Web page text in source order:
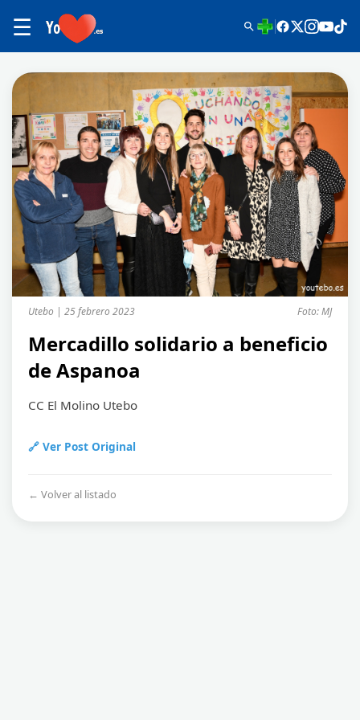
☰
Utebo | 25 febrero 2023 Foto: MJ
Mercadillo solidario a beneficio
de Aspanoa
CC El Molino Utebo
🔗 Ver Post Original
← Volver al listado